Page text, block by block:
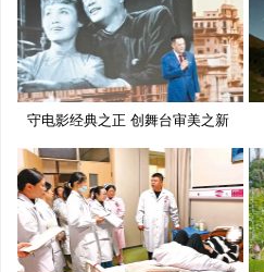
守电影经典之正 创舞台审美之新